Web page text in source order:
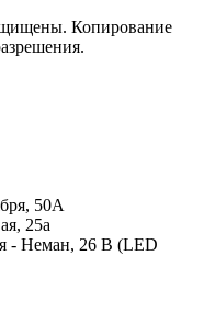
Копирование
50А
25а
- Неман, 26 В (LED